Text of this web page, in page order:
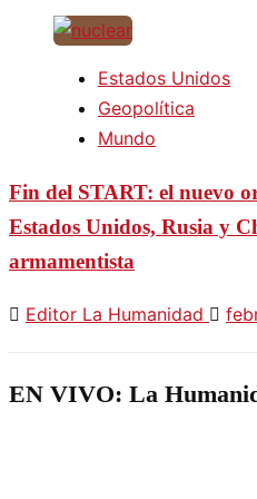
Estados Unidos
Geopolítica
Mundo
Fin del START: el nuevo
Estados Unidos, Rusia y
armamentista
Editor La Humanidad
EN VIVO: La